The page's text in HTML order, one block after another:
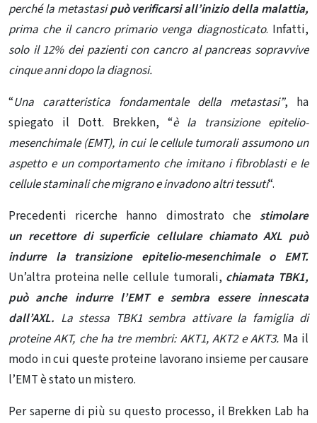
perchéla metastasipuò verificarsi all’inizio della malattia,
prima che il cancro primario venga diagnosticato. Infatti,
solo il 12% dei pazienticon cancro al pancreas sopravvive
cinque anni dopo la diagnosi.
“Una caratteristica fondamentale della metastasi”, ha
spiegato il Dott. Brekken, “è la transizione epitelio-
mesenchimale (EMT), in cui le cellule tumorali assumono un
aspetto e un comportamento che imitano i fibroblasti e le
cellule staminali che migrano e invadono altri tessuti“.
Precedenti ricerche hanno dimostrato che stimolare
un recettore di superficie cellularechiamato AXL può
indurre la transizione epitelio-mesenchimale o EMT.
Un’altra proteina nelle cellule tumorali, chiamata TBK1,
può anche indurre l’EMT e sembra essere innescata
dall’AXL. La stessa TBK1 sembra attivare la famiglia di
proteine ​​AKT, che ha tre membri: AKT1, AKT2 e AKT3. Ma il
modo in cui queste proteine ​​lavorano insieme per causare
l’EMT è stato un mistero.
Per saperne di più su questo processo, il Brekken Lab ha